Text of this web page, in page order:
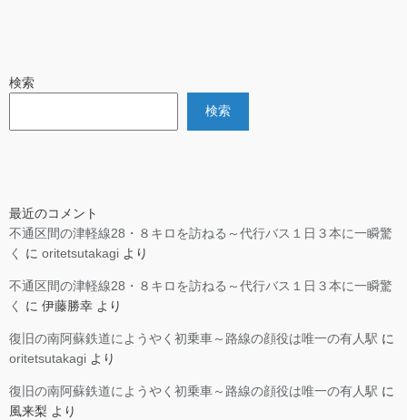
検索
検索
最近のコメント
不通区間の津軽線28・８キロを訪ねる～代行バス１日３本に一瞬驚
く
に oritetsutakagi より
不通区間の津軽線28・８キロを訪ねる～代行バス１日３本に一瞬驚
く
に 伊藤勝幸 より
復旧の南阿蘇鉄道にようやく初乗車～路線の顔役は唯一の有人駅 に
oritetsutakagi より
復旧の南阿蘇鉄道にようやく初乗車～路線の顔役は唯一の有人駅 に
風来梨 より